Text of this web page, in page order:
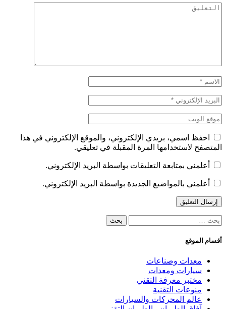
احفظ اسمي، بريدي الإلكتروني، والموقع الإلكتروني في هذا
المتصفح لاستخدامها المرة المقبلة في تعليقي.
أعلمني بمتابعة التعليقات بواسطة البريد الإلكتروني.
أعلمني بالمواضيع الجديدة بواسطة البريد الإلكتروني.
البحث
أقسام الموقع
معدات وصناعات
سيارات ومعدات
مختبر معرفة التقني
منوعات التقنية
عالم المحركات والسيارات